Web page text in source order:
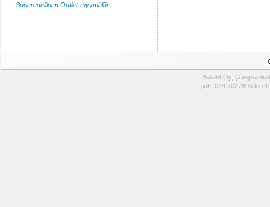
Superedullinen Outlet-myymälä!
Avilant Oy,
puh. 044 2027805 klo